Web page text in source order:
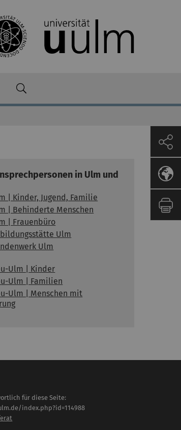
in Ulm und
| Kinder, Jugend, Familie
| Behinderte Menschen
| Frauenbüro
Ulm
Ulm
Ulm | Kinder
Ulm | Familien
Ulm | Menschen mit
für diese Seite:
index.php?id=114988